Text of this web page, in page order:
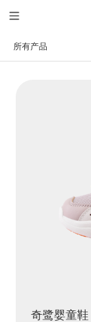
所有产品
奇鹭婴童鞋